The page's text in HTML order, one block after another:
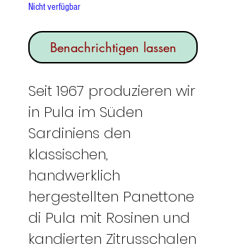
Nicht verfügbar
Benachrichtigen lassen
Seit 1967 produzieren wir
in Pula im Süden
Sardiniens den
klassischen,
handwerklich
hergestellten Panettone
di Pula mit Rosinen und
kandierten Zitrusschalen